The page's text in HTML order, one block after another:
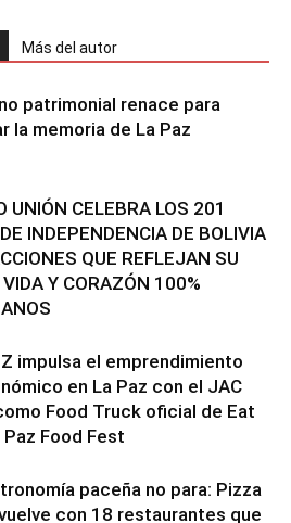
Más del autor
patrimonial renace para
la memoria de La Paz
UNIÓN CELEBRA LOS 201
INDEPENDENCIA DE BOLIVIA
QUE REFLEJAN SU
Y CORAZÓN 100%
impulsa el emprendimiento
en La Paz con el JAC
Food Truck oficial de Eat
Paz Food Fest
paceña no para: Pizza
con 18 restaurantes que